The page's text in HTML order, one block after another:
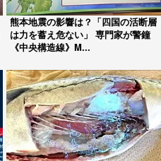
熊本地震の影響は？「四国の活断層
は力を蓄え危ない」 専門家が警鐘
《中央構造線》M...